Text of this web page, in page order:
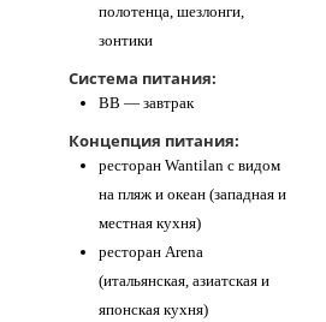
полотенца, шезлонги,
зонтики
Система питания:
ВВ — завтрак
Концепция питания:
ресторан Wantilan с видом
на пляж и океан (западная и
местная кухня)
ресторан Arena
(итальянская, азиатская и
японская кухня)